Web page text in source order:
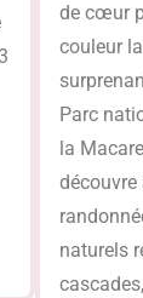
de cœur
couleur
Parc
la
naturels